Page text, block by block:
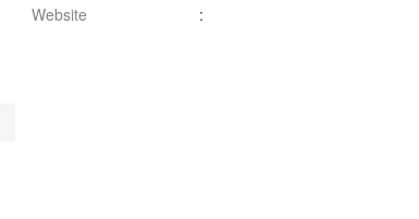
Website
: